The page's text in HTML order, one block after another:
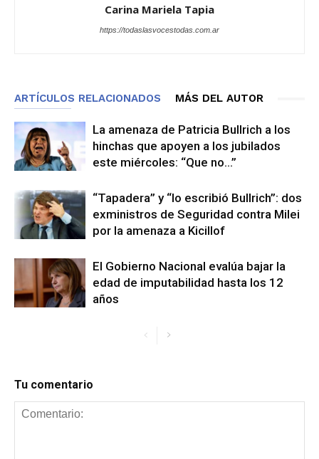
Carina Mariela Tapia
https://todaslasvocestodas.com.ar
ARTÍCULOS RELACIONADOS MÁS DEL AUTOR
La amenaza de Patricia Bullrich a los
hinchas que apoyen a los jubilados
este miércoles: “Que no…”
“Tapadera” y “lo escribió Bullrich”: dos
exministros de Seguridad contra Milei
por la amenaza a Kicillof
El Gobierno Nacional evalúa bajar la
edad de imputabilidad hasta los 12
años
Tu comentario